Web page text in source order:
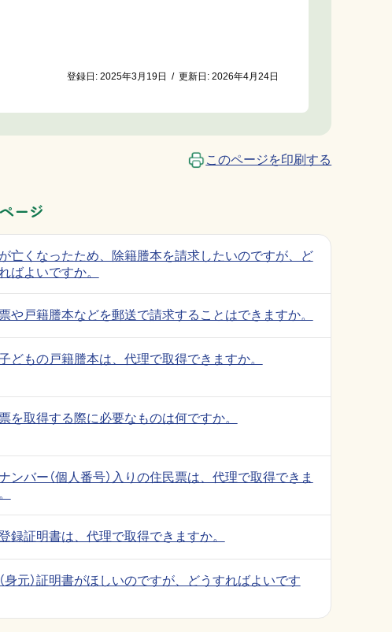
登録日:2025年3月19日 / 更新日:2026年4月24日
このページを印刷する
ージ
亡くなったため、除籍謄本を請求したいのですが、ど
ばよいですか。
や戸籍謄本などを郵送で請求することはできますか。
どもの戸籍謄本は、代理で取得できますか。
を取得する際に必要なものは何ですか。
ンバー（個人番号）入りの住民票は、代理で取得できま
録証明書は、代理で取得できますか。
身元）証明書がほしいのですが、どうすればよいです